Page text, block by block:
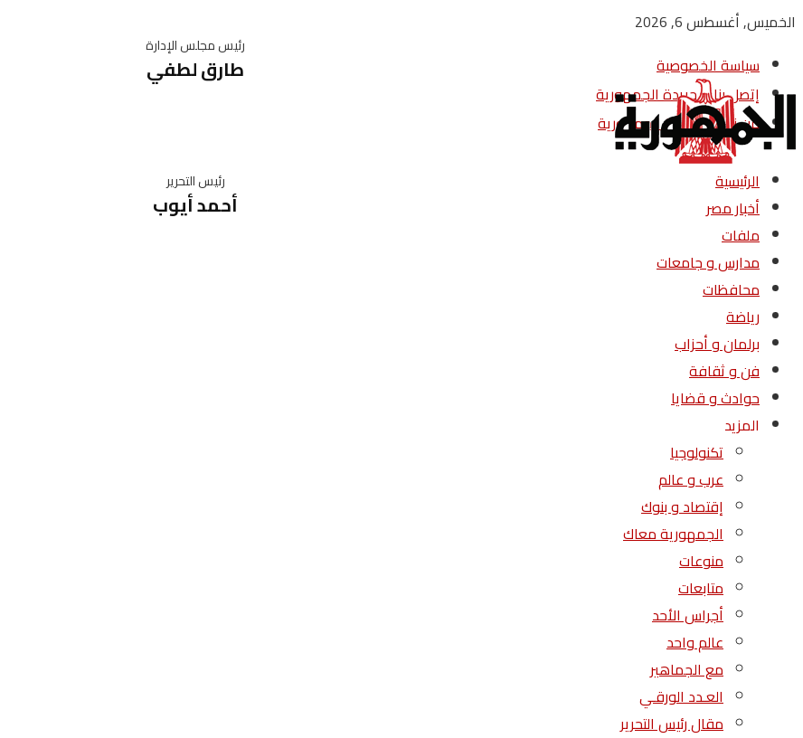
الخميس, أغسطس 6, 2026
سياسة الخصوصية
إتصل بنا – جريدة الجمهورية
من نحن – جريدة الجمهورية
رئيس مجلس الإدارة
طارق لطفي
رئيس التحرير
أحمد أيوب
الرئيسية
أخبار مصر
ملفات
مدارس و جامعات
محافظات
رياضة
برلمان و أحزاب
فن و ثقافة
حوادث و قضايا
المزيد
تكنولوجيا
عرب و عالم
إقتصاد و بنوك
الجمهورية معاك
منوعات
متابعات
أجراس الأحد
عالم واحد
مع الجماهير
العـدد الورقـي
مقال رئيس التحرير